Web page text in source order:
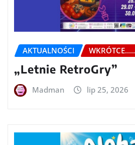
AKTUALNOŚCI WKRÓTCE.....
„Letnie RetroGry”
Madman lip 25, 2026